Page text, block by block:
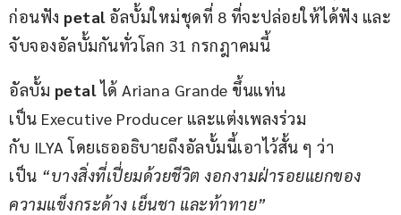
ก่อนฟัง petal อัลบั้มใหม่ชุดที่ 8 ที่จะปล่อยให้ได้ฟัง และ
จับจองอัลบั้มกันทั่วโลก 31 กรกฎาคมนี้
อัลบั้ม petal ได้ Ariana Grande ขึ้นแท่น
เป็น Executive Producer และแต่งเพลงร่วม
กับ ILYA โดยเธออธิบายถึงอัลบั้มนี้เอาไว้สั้น ๆ ว่า
เป็น “บางสิ่งที่เปี่ยมด้วยชีวิต งอกงามฝ่ารอยแยกของ
ความแข็งกระด้าง เย็นชา และท้าทาย”